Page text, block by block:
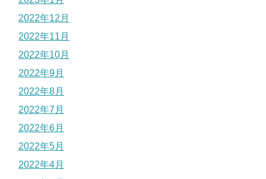
2022年12月
2022年11月
2022年10月
2022年9月
2022年8月
2022年7月
2022年6月
2022年5月
2022年4月